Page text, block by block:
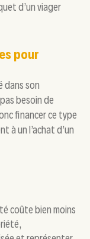
d’un viager
pour
dans son
besoin de
financer ce type
à un l’achat d’un
coûte bien moins